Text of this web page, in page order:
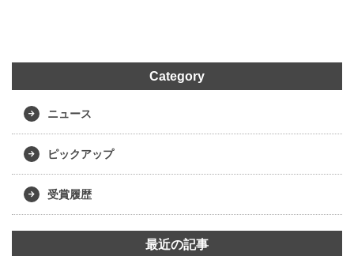
Category
ニュース
ピックアップ
受賞履歴
最近の記事